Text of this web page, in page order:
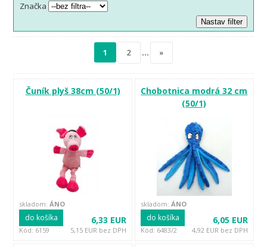
Značka
1 2 … »
Čuník plyš 38cm (50/1)
Kód: 6159
skladom: ÁNO
6,33 EUR
5,15 EUR bez DPH
do košíka
Chobotnica modrá 32 cm
(50/1)
Kód: 6483/2
skladom: ÁNO
6,05 EUR
4,92 EUR bez DPH
do košíka